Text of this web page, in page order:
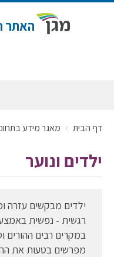
האתר
דף הבית מאגר מידע
ילדים ונוער
ילדים מבקשים עזרה
רגשית - נפשית
במקרים רבים ההורים
מפרשים בטעות את